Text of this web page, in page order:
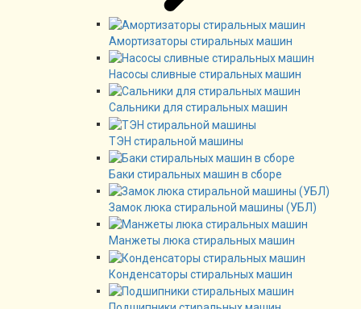
Амортизаторы стиральных машин
Насосы сливные стиральных машин
Сальники для стиральных машин
ТЭН стиральной машины
Баки стиральных машин в сборе
Замок люка стиральной машины (УБЛ)
Манжеты люка стиральных машин
Конденсаторы стиральных машин